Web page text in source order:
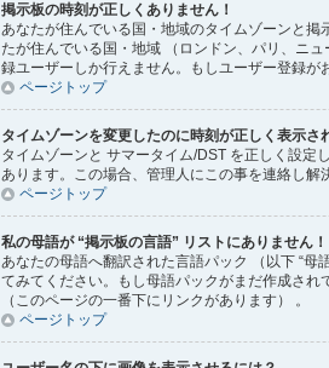
掲示板の時刻が正しくありません！
あなたが住んでいる国・地域のタイムゾーンと
たが住んでいる国・地域 （ロンドン、パリ、ニ
録ユーザーしか行えません。もしユーザー登録が
ページトップ
タイムゾーンを変更したのに時刻が正しく表示さ
タイムゾーンと サマータイム/DST を正しく設定
あります。この場合、管理人にこの事を連絡し解
ページトップ
私の母語が “掲示板の言語” リストにありません！
あなたの母語へ翻訳された言語パック （以下 “
てみてください。もし母語パックがまだ作成さ
（このページの一番下にリンクがあります） 。
ページトップ